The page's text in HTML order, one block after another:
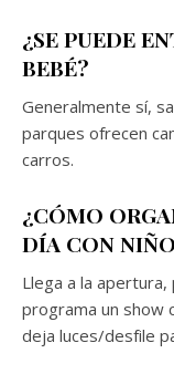
¿SE PUEDE
BEBÉ?
Generalmente sí,
parques ofrecen
carros.
¿CÓMO
DÍA CON
Llega a la
programa un show
deja luces/desfile